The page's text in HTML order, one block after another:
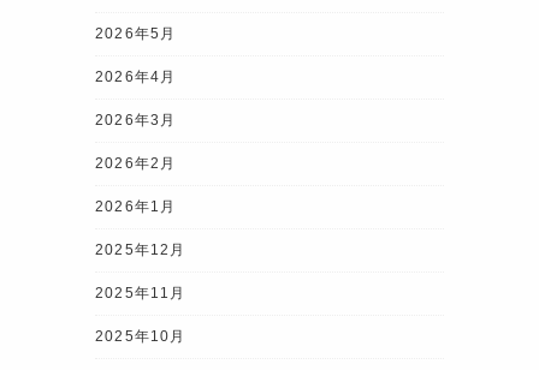
2026年5月
2026年4月
2026年3月
2026年2月
2026年1月
2025年12月
2025年11月
2025年10月